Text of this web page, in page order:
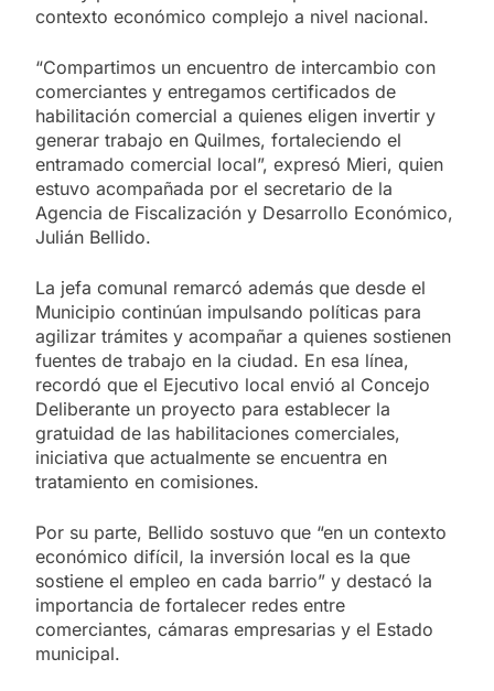
contexto económico complejo a nivel nacional.
“Compartimos un encuentro de intercambio con
comerciantes y entregamos certificados de
habilitación comercial a quienes eligen invertir y
generar trabajo en Quilmes, fortaleciendo el
entramado comercial local”, expresó Mieri, quien
estuvo acompañada por el secretario de la
Agencia de Fiscalización y Desarrollo Económico,
Julián Bellido.
La jefa comunal remarcó además que desde el
Municipio continúan impulsando políticas para
agilizar trámites y acompañar a quienes sostienen
fuentes de trabajo en la ciudad. En esa línea,
recordó que el Ejecutivo local envió al Concejo
Deliberante un proyecto para establecer la
gratuidad de las habilitaciones comerciales,
iniciativa que actualmente se encuentra en
tratamiento en comisiones.
Por su parte, Bellido sostuvo que “en un contexto
económico difícil, la inversión local es la que
sostiene el empleo en cada barrio” y destacó la
importancia de fortalecer redes entre
comerciantes, cámaras empresarias y el Estado
municipal.